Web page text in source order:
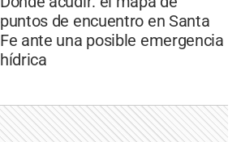
puntos de encuentro en Santa
Fe ante una posible emergencia
hídrica